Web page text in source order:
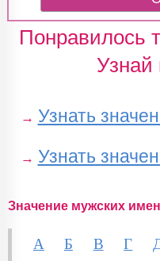
Понравилось
Узнай
→ Узнать
→ Узнать
Значение мужских имен
А Б В Г